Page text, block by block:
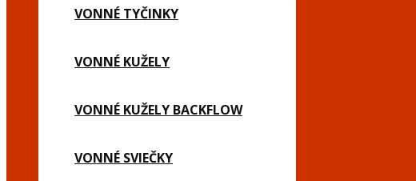
VONNÉ TYČINKY
VONNÉ KUŽELY
VONNÉ KUŽELY BACKFLOW
VONNÉ SVIEČKY